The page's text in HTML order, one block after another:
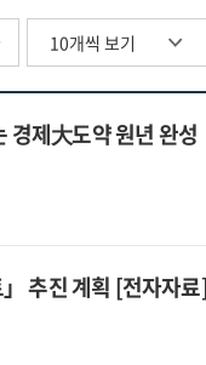
경제大도약 원년 완성
추진 계획 [전자자료]